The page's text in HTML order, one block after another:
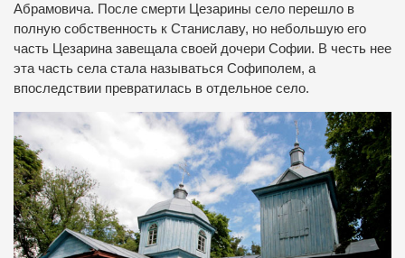
Абрамовича. После смерти Цезарины село перешло в
полную собственность к Станиславу, но небольшую его
часть Цезарина завещала своей дочери Софии. В честь нее
эта часть села стала называться Софиполем, а
впоследствии превратилась в отдельное село.